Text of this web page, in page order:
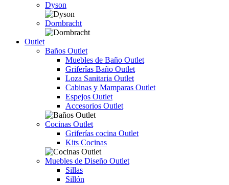
Dyson
Dornbracht
Outlet
Baños Outlet
Muebles de Baño Outlet
Griferîas Baño Outlet
Loza Sanitaria Outlet
Cabinas y Mamparas Outlet
Espejos Outlet
Accesorios Outlet
Cocinas Outlet
Griferías cocina Outlet
Kits Cocinas
Muebles de Diseño Outlet
Sillas
Sillón